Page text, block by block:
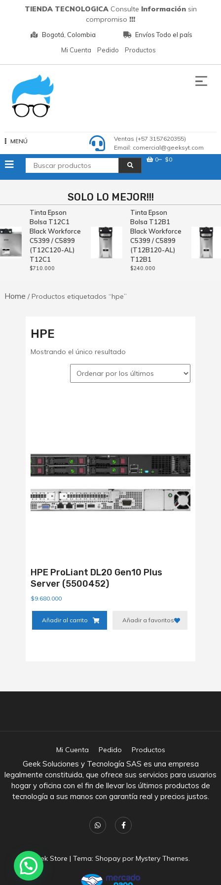
TIENDA TECNOLOGICAConsulte Información sin
compromiso !!!
Bogotá, Colombia
Envíos Todo el país
Mi Cuenta
Pedido Productos
MENÚ
Ventas (+57 3157620355)
Email: comercial@geeksyt.com
0
$0
SOLO LO MEJOR!!!
Tinta Epson
Bolsa T12C1
Black Workforce
C5399 / C5899
(T12C120-AL)
T12C1
$710.000
Tinta Epson
Bolsa T12B1
Black Workforce
C5399 / C5899
(T12B120-AL)
T12B1
$240.000
Home / Productos etiquetados “hpe”
HPE
Mostrando el único resultado
HPE ProLiant DL20 Gen10 Plus
Server (5500452)
$9.680.000
Añadir al carrito Añadir a favoritos
Mi Cuenta Pedido Productos
Geek Soluciones y Tecnología SAS es una empresa
legalmente constituida, que ofrece sus servicios para usuarios
hogar y oficina con el fin de llevar los últimos productos de
tecnología a sus manos con garantía real y precios justos.
Geek Store | Tema: Shopay por Mystery Themes.